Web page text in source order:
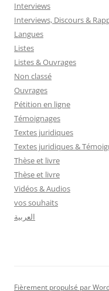
Interviews
Interviews, Discours &
Langues
Listes
Listes & Ouvrages
Non classé
Ouvrages
Pétition en ligne
Témoignages
Textes juridiques
Textes juridiques &
Thèse et livre
Thèse et livre
Vidéos & Audios
vos souhaits
العربية
Fièrement propulsé par